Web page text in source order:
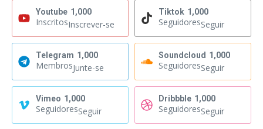
Youtube 1,000
InscritosInscrever-se
Tiktok 1,000
SeguidoresSeguir
Telegram 1,000
MembrosJunte-se
Soundcloud 1,000
SeguidoresSeguir
Vimeo 1,000
SeguidoresSeguir
Dribbble 1,000
SeguidoresSeguir